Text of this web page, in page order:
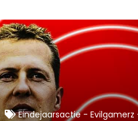
Eindejaarsactie- Evilgamerz